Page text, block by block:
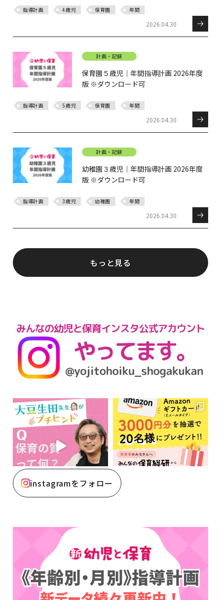
指導計画 4歳児 保育園 年間
2026.04.30
計画・記録
保育園５歳児｜年間指導計画 2026年度
版 ※ダウンロード可
指導計画 5歳児 保育園 年間
2026.04.30
計画・記録
幼稚園３歳児｜年間指導計画 2026年度
版 ※ダウンロード可
指導計画 3歳児 幼稚園 年間
2026.04.30
もっと見る
instagramをフォロー